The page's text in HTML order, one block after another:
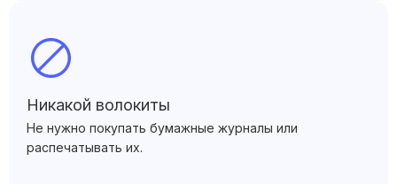
Никакой волокиты
Не нужно покупать бумажные журналы или
распечатывать их.